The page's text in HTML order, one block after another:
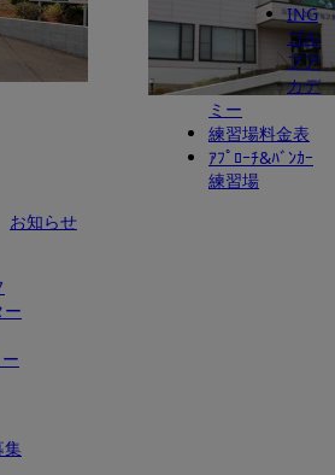
ING
ゴル
フア
カデ
ミー
練習場料金表
ｱﾌﾟﾛｰﾁ&ﾊﾞﾝｶｰ
練習場
お知らせ
集